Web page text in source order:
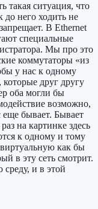
такая ситуация, что
до него ходить не
В Ethernet
специальные
Мы про это
коммутаторы «из
у нас к одному
друг другу
оба могли бы
возможно,
еще бывает. Бывает
на картинке здесь
к одному и тому
как бы
в эту сеть смотрит.
и в этой